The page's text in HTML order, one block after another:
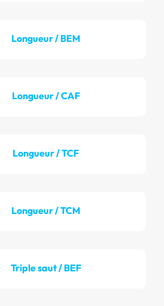
Longueur / BEM
Longueur / CAF
Longueur / TCF
Longueur / TCM
Triple saut / BEF